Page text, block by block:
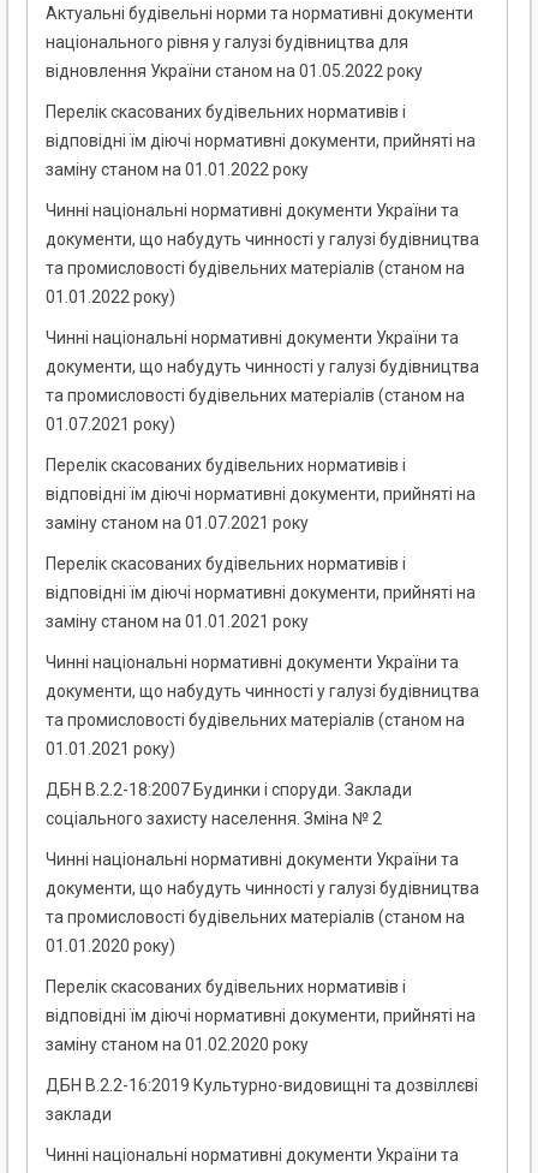
Актуальні будівельні норми та нормативні документи
національного рівня у галузі будівництва для
відновлення України станом на 01.05.2022 року
Перелік скасованих будівельних нормативів і
відповідні їм діючі нормативні документи, прийняті на
заміну станом на 01.01.2022 року
Чинні національні нормативні документи України та
документи, що набудуть чинності у галузі будівництва
та промисловості будівельних матеріалів (станом на
01.01.2022 року)
Чинні національні нормативні документи України та
документи, що набудуть чинності у галузі будівництва
та промисловості будівельних матеріалів (станом на
01.07.2021 року)
Перелік скасованих будівельних нормативів і
відповідні їм діючі нормативні документи, прийняті на
заміну станом на 01.07.2021 року
Перелік скасованих будівельних нормативів і
відповідні їм діючі нормативні документи, прийняті на
заміну станом на 01.01.2021 року
Чинні національні нормативні документи України та
документи, що набудуть чинності у галузі будівництва
та промисловості будівельних матеріалів (станом на
01.01.2021 року)
ДБН В.2.2-18:2007 Будинки і споруди. Заклади
соціального захисту населення. Зміна № 2
Чинні національні нормативні документи України та
документи, що набудуть чинності у галузі будівництва
та промисловості будівельних матеріалів (станом на
01.01.2020 року)
Перелік скасованих будівельних нормативів і
відповідні їм діючі нормативні документи, прийняті на
заміну станом на 01.02.2020 року
ДБН В.2.2-16:2019 Культурно-видовищні та дозвіллєві
заклади
Чинні національні нормативні документи України та